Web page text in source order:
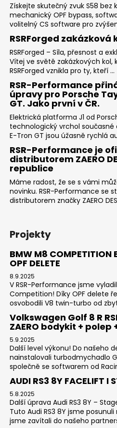
Získejte skutečný zvuk S58 bez
mechanický OPF bypass,
volitelný CS software pro
RSRForged zakázková
RSRForged – Síla, přesnost a
Vítej ve světě zakázkových kol,
RSRForged vznikla pro ty, kteří ...
RSR-Performance
úpravy pro Porsche
GT. Jako první v ČR.
Elektrická platforma J1 od
technologický vrchol
E-Tron GT jsou úžasně rychlá
RSR-Performance je
distributorem ZAERO
republice
Máme radost, že se s vámi
novinku. RSR-Performance se
distributorem značky ZAERO
Projekty
BMW M8 COMPETITION
OPF DELETE
8.9.2025
V RSR-Performance jsme
Competition! Díky OPF delete
osvobodili V8 twin-turbo od
Volkswagen Golf 8 R
ZAERO bodykit + polep
5.9.2025
Další level výkonu! Do našeho
nainstalovali turbodmychadlo
společně se softwarem od
AUDI RS3 8Y FACELIFT I
5.8.2025
Další úprava Audi RS3 8Y –
Tuto Audi RS3 8Y jsme
jsme zavítali do našeho